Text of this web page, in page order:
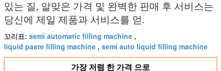
있는 질, 알맞은 가격 및 완벽한 판매 후 서비스는
당신에 제일 제품과 서비스를 얻.
꼬리표: semi automatic filling machine ,
liquid paste filling machine , semi auto liquid filling machine
가장 저렴 한 가격 으로